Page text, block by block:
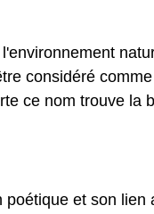
considéré
ce nom trouve la
et son lien